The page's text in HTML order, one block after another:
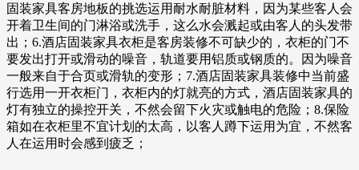
固装家具客房地板的挑选运用耐水耐脏材料，因为某些客人会
开着卫生间的门淋浴或洗手，这么水会溅起或由客人的头发带
出；6.酒店固装家具衣柜是客房装修不可缺少的，衣柜的门不
要发出打开或滑动的噪音，轨道要用铝质或钢质的。因为噪音
一般来自于合页或滑轨的变形；7.酒店固装家具装修中当前盛
行选用一开衣柜门，衣柜内的灯就亮的方式，酒店固装家具的
灯有独立的操控开关，不然会留下火灾或触电的危险；8.保险
箱如在衣柜里不宜计划的太高，以客人蹲下运用为宜，不然客
人在运用时会感到疲乏；